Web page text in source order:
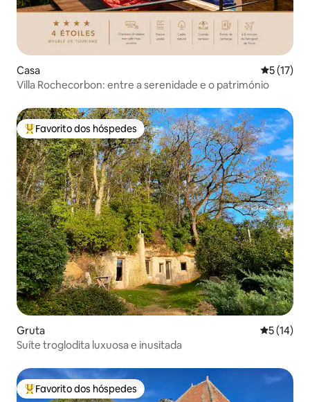
Casa
5 (17)
Villa Rochecorbon: entre a serenidade e o património
Favoritos dos hóspedes mais apreciados
Favorito dos hóspedes
Gruta
5 (14)
Suíte troglodita luxuosa e inusitada
Favoritos dos hóspedes mais apreciados
Favorito dos hóspedes